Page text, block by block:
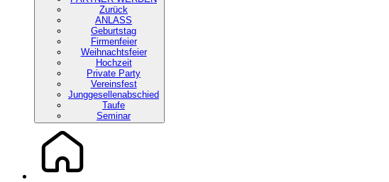
Zurück
ANLASS
Geburtstag
Firmenfeier
Weihnachtsfeier
Hochzeit
Private Party
Vereinsfest
Junggesellenabschied
Taufe
Seminar